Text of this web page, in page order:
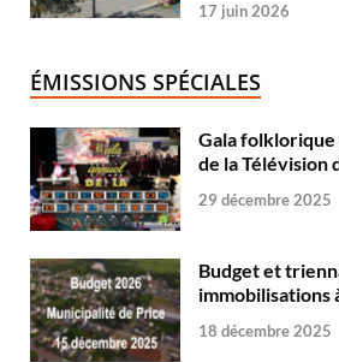
17 juin 2026
ÉMISSIONS SPÉCIALES
Gala folklorique
de la Télévision
29 décembre 2025
Budget et
immobilisations
18 décembre 2025